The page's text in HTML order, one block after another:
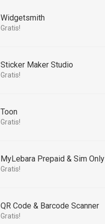
Widgetsmith
Gratis!
Sticker Maker Studio
Gratis!
Toon
Gratis!
MyLebara Prepaid & Sim Only
Gratis!
QR Code & Barcode Scanner
Gratis!